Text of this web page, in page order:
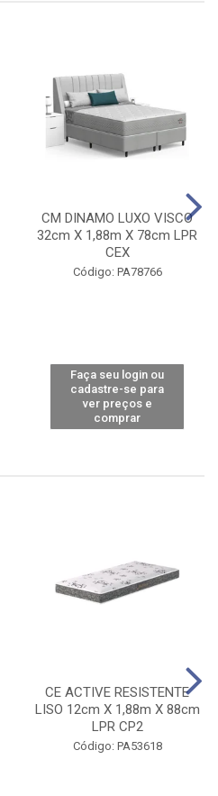
CM DINAMO LUXO VISCO
32cm X 1,88m X 78cm LPR
CEX
Código: PA78766
Faça seu login ou
cadastre-se para
ver preços e
comprar
CE ACTIVE RESISTENTE
LISO 12cm X 1,88m X 88cm
LPR CP2
Código: PA53618